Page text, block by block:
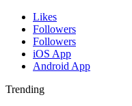
Likes
Followers
Followers
iOS App
Android App
Trending